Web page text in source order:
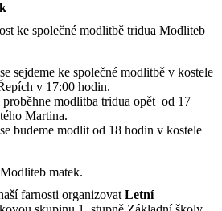
ke společné modlitbě tridua Modliteb
sejdeme ke společné modlitbě v kostele
v 17:00 hodin.
modlitba tridua opět od 17
Martina.
budeme modlit od 18 hodin v kostele
matek.
farnosti organizovatLetní